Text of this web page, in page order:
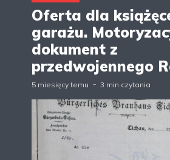
Oferta dla
garażu.
dokument z
przedwojennego
5 miesięcy temu 3 min czytania